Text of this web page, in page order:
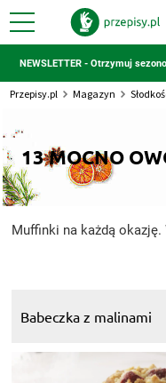
NEWSLETTER - Otrzymuj
Przepisy.pl Magazyn
13 MOCNO
Muffinki na każdą
Babeczka z malinami